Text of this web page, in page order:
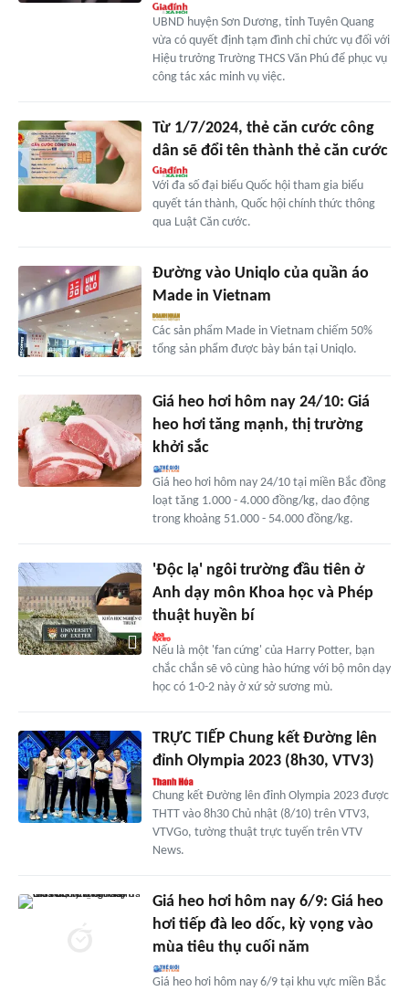
UBND huyện Sơn Dương, tỉnh Tuyên Quang
vừa có quyết định tạm đình chỉ chức vụ đối với
Hiệu trưởng Trường THCS Văn Phú để phục vụ
công tác xác minh vụ việc.
Từ 1/7/2024, thẻ căn cước công
dân sẽ đổi tên thành thẻ căn cước
Với đa số đại biểu Quốc hội tham gia biểu
quyết tán thành, Quốc hội chính thức thông
qua Luật Căn cước.
Đường vào Uniqlo của quần áo
Made in Vietnam
Các sản phẩm Made in Vietnam chiếm 50%
tổng sản phẩm được bày bán tại Uniqlo.
Giá heo hơi hôm nay 24/10: Giá
heo hơi tăng mạnh, thị trường
khởi sắc
Giá heo hơi hôm nay 24/10 tại miền Bắc đồng
loạt tăng 1.000 - 4.000 đồng/kg, dao động
trong khoảng 51.000 - 54.000 đồng/kg.
'Độc lạ' ngôi trường đầu tiên ở
Anh dạy môn Khoa học và Phép
thuật huyền bí
Nếu là một 'fan cứng' của Harry Potter, bạn
chắc chắn sẽ vô cùng hào hứng với bộ môn dạy
học có 1-0-2 này ở xứ sở sương mù.
TRỰC TIẾP Chung kết Đường lên
đỉnh Olympia 2023 (8h30, VTV3)
Chung kết Đường lên đỉnh Olympia 2023 được
THTT vào 8h30 Chủ nhật (8/10) trên VTV3,
VTVGo, tường thuật trực tuyến trên VTV
News.
Giá heo hơi hôm nay 6/9: Giá heo
hơi tiếp đà leo dốc, kỳ vọng vào
mùa tiêu thụ cuối năm
Giá heo hơi hôm nay 6/9 tại khu vực miền Bắc